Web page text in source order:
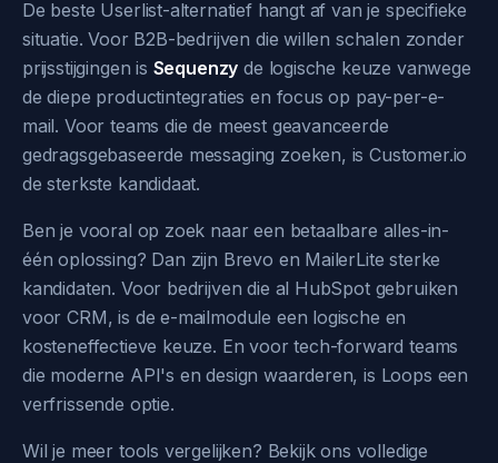
De beste Userlist-alternatief hangt af van je specifieke
situatie. Voor B2B-bedrijven die willen schalen zonder
prijsstijgingen is Sequenzy de logische keuze vanwege
de diepe productintegraties en focus op pay-per-e-
mail. Voor teams die de meest geavanceerde
gedragsgebaseerde messaging zoeken, is Customer.io
de sterkste kandidaat.
Ben je vooral op zoek naar een betaalbare alles-in-
één oplossing? Dan zijn Brevo en MailerLite sterke
kandidaten. Voor bedrijven die al HubSpot gebruiken
voor CRM, is de e-mailmodule een logische en
kosteneffectieve keuze. En voor tech-forward teams
die moderne API's en design waarderen, is Loops een
verfrissende optie.
Wil je meer tools vergelijken? Bekijk ons volledige